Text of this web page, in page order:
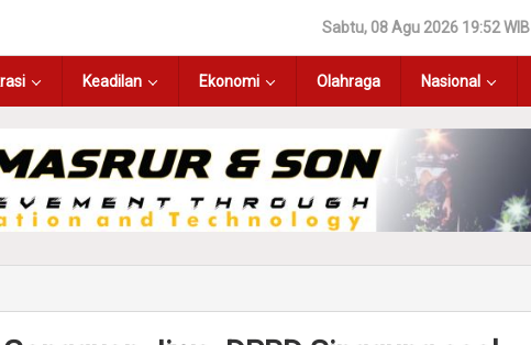
Sabtu, 08 Agu 2026 19:52 WIB
Keadilan Ekonomi Olahraga Nasional